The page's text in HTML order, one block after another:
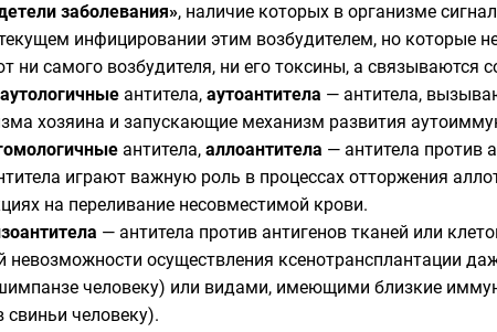
заболевания», наличие которых в организме
инфицировании этим возбудителем, но которые
ни самого возбудителя, ни его токсины, а связываются
аутологичные антитела, аутоантитела — антитела,
хозяина и запускающие механизм развития
антитела, аллоантитела — антитела против
играют важную роль в процессах отторжения
на переливание несовместимой крови.
— антитела против антигенов тканей или
невозможности осуществления ксенотрансплантации
человеку) или видами, имеющими близкие
человеку).